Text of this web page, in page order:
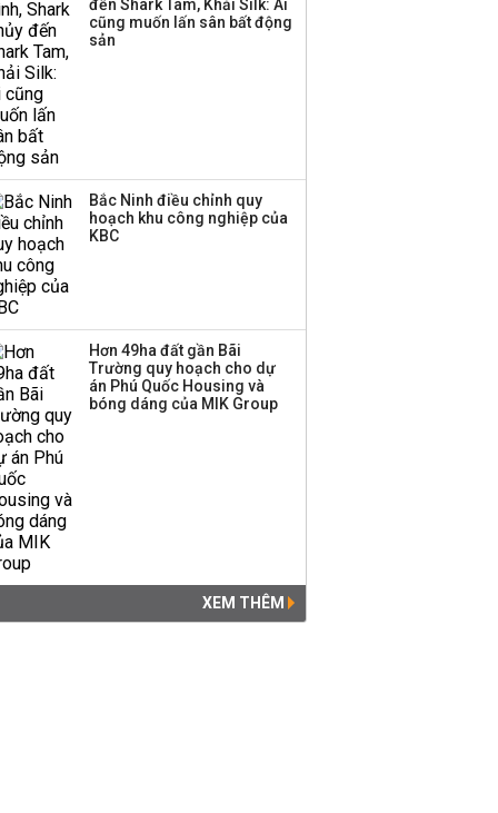
đến Shark Tam, Khải Silk: Ai
cũng muốn lấn sân bất động
sản
Bắc Ninh điều chỉnh quy
hoạch khu công nghiệp của
KBC
Hơn 49ha đất gần Bãi
Trường quy hoạch cho dự
án Phú Quốc Housing và
bóng dáng của MIK Group
XEM THÊM